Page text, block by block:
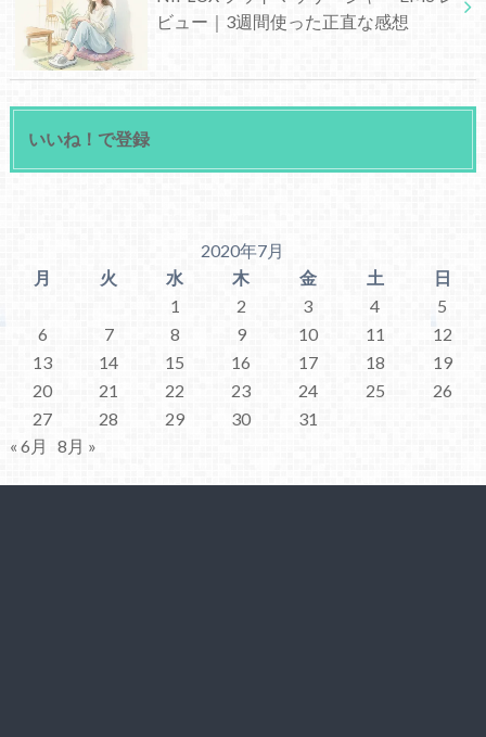
ビュー｜3週間使った正直な感想
いいね！で登録
2020年7月
月
火 水 木 金 土
日
1
2 3 4
5
6
7 8 9 10 11
12
13
14 15 16 17 18
19
20
21 22 23 24 25
26
27
28 29 30
31
« 6月
8月 »